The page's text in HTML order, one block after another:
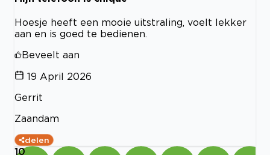
Hoesje heeft een mooie uitstraling, voelt lekker
aan en is goed te bedienen.
Beveelt aan
19 April 2026
Gerrit
Zaandam
delen
10